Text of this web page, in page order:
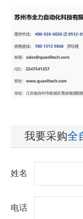
我要采购全
姓名
电话